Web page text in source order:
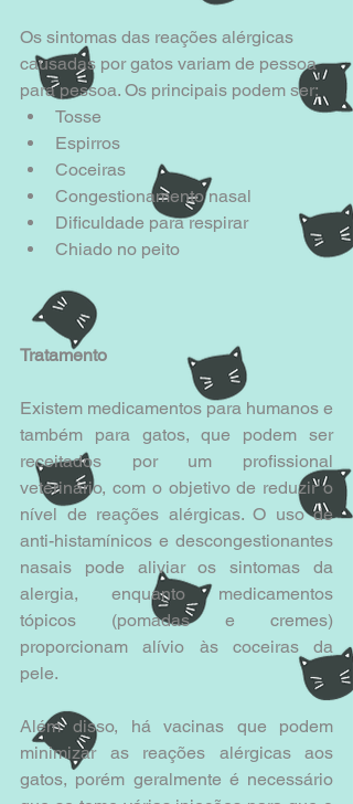
Os sintomas das reações alérgicas
causadas por gatos variam de pessoa
para pessoa. Os principais podem ser:
Tosse
Espirros
Coceiras
Congestionamento nasal
Dificuldade para respirar
Chiado no peito
Tratamento
Existem medicamentos para humanos e
também para gatos, que podem ser
receitados por um profissional
veterinário, com o objetivo de reduzir o
nível de reações alérgicas. O uso de
anti-histamínicos e descongestionantes
nasais pode aliviar os sintomas da
alergia, enquanto medicamentos
tópicos (pomadas e cremes)
proporcionam alívio às coceiras da
pele.
Além disso, há vacinas que podem
minimizar as reações alérgicas aos
gatos, porém geralmente é necessário